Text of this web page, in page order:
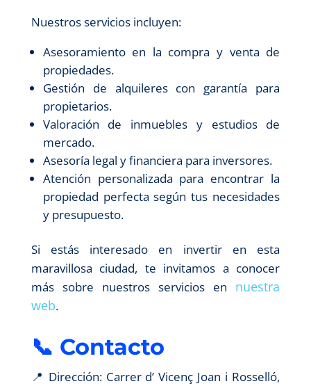
Nuestros servicios incluyen:
Asesoramiento en la compra y venta de
propiedades.
Gestión de alquileres con garantía para
propietarios.
Valoración de inmuebles y estudios de
mercado.
Asesoría legal y financiera para inversores.
Atención personalizada para encontrar la
propiedad perfecta según tus necesidades
y presupuesto.
Si estás interesado en invertir en esta
maravillosa ciudad, te invitamos a conocer
más sobre nuestros servicios en nuestra
web.
📞 Contacto
📍 Dirección: Carrer d’ Vicenç Joan i Rosselló,